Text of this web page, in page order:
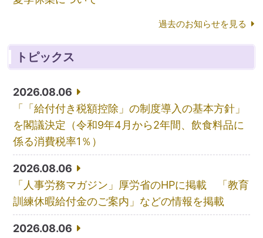
過去のお知らせを見る
トピックス
2026.08.06
「「給付付き税額控除」の制度導入の基本方針」
を閣議決定（令和9年4月から2年間、飲食料品に
係る消費税率1％）
2026.08.06
「人事労務マガジン」厚労省のHPに掲載 「教育
訓練休暇給付金のご案内」などの情報を掲載
2026.08.06